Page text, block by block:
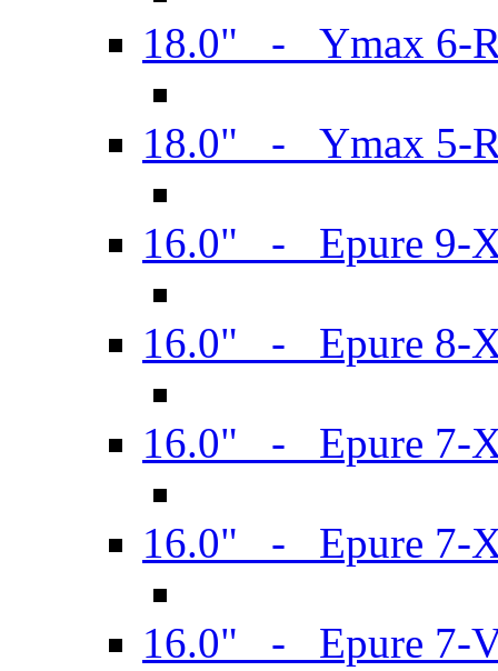
18.0" - Ymax 6-
18.0" - Ymax 5-
16.0" - Epure 9-
16.0" - Epure 8-
16.0" - Epure 7-
16.0" - Epure 7-
16.0" - Epure 7-